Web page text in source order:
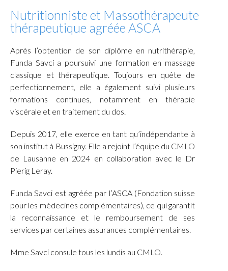
Nutritionniste et Massothérapeute
thérapeutique agréée ASCA
Après l’obtention de son diplôme en nutrithérapie,
Funda Savci a poursuivi une formation en massage
classique et thérapeutique. Toujours en quête de
perfectionnement, elle a également suivi plusieurs
formations continues, notamment en thérapie
viscérale et en traitement du dos.
Depuis 2017, elle exerce en tant qu’indépendante à
son institut à Bussigny. Elle a rejoint l’équipe du CMLO
de Lausanne en 2024 en collaboration avec le Dr
Pierig Leray.
Funda Savci est agréée par l’ASCA (Fondation suisse
pour les médecines complémentaires), ce qui garantit
la reconnaissance et le remboursement de ses
services par certaines assurances complémentaires.
Mme Savci consule tous les lundis au CMLO.